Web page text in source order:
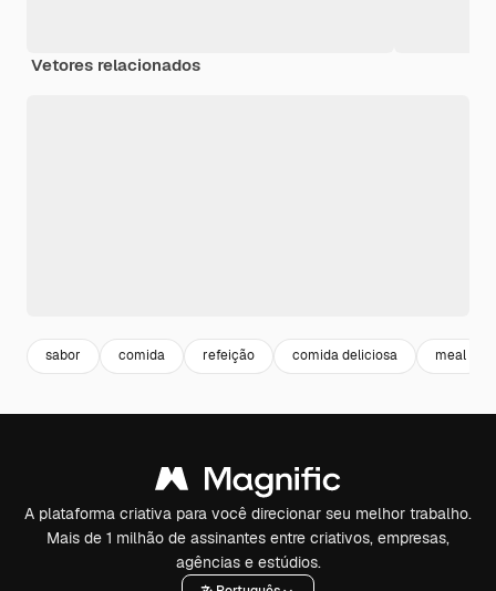
Vetores relacionados
sabor comida refeição comida deliciosa meal
A plataforma criativa para você direcionar seu melhor trabalho.
Mais de 1 milhão de assinantes entre criativos, empresas,
agências e estúdios.